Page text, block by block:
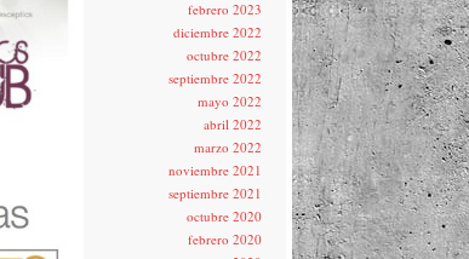
febrero 2023
diciembre 2022
octubre 2022
septiembre 2022
mayo 2022
abril 2022
marzo 2022
noviembre 2021
septiembre 2021
octubre 2020
febrero 2020